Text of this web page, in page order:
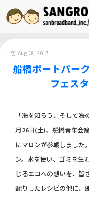
Aug 28, 2017
船橋ボートパー
フェス
「海を知ろう、そして
月26日(土)、船橋青年会
にマロンが参戦しました
ン。水を使い、ゴミを生
じるエコへの想いを、皆
配りしたレシピの他に、